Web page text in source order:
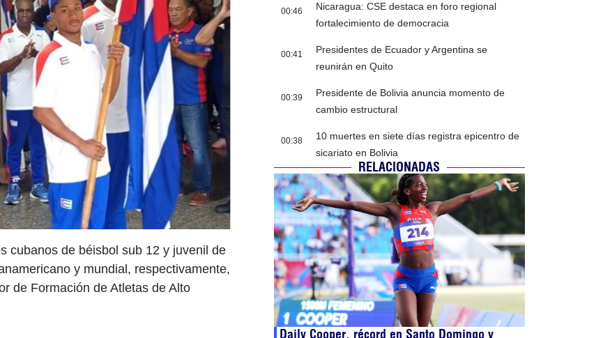
cubanos de béisbol sub 12 y juvenil de
y mundial, respectivamente,
de Formación de Atletas de Alto
00:46
Nicaragua: CSE destaca en foro regional
fortalecimiento de democracia
00:41
Presidentes de Ecuador y Argentina se
reunirán en Quito
00:39
Presidente de Bolivia anuncia momento de
cambio estructural
00:38
10 muertes en siete días registra epicentro de
sicariato en Bolivia
RELACIONADAS
Daily Cooper, récord en Santo Domingo y